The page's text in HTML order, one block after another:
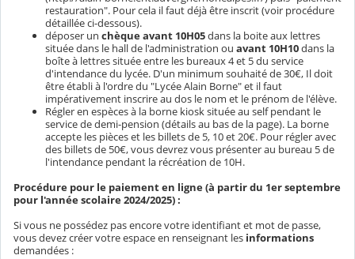
restauration". Pour cela il faut déjà être inscrit (voir procédure
détaillée ci-dessous).
déposer un chèque avant 10H05dans la boite aux lettres
située dans le hall de l'administration ou avant 10H10dans la
boîte à lettres située entre les bureaux 4 et 5 du service
d'intendance du lycée. D'un minimum souhaité de 30€, Il doit
être établi à l'ordre du "Lycée Alain Borne" et il faut
impérativement inscrire au dos le nom et le prénom de l'élève.
Régler en espèces à la borne kiosk située au self pendant le
service de demi-pension (détails au bas de la page). La borne
accepte les pièces et les billets de 5, 10 et 20€. Pour régler avec
des billets de 50€, vous devrez vous présenter au bureau 5 de
l'intendance pendant la récréation de 10H.
Procédure pour le paiement en ligne (à partir du 1er septembre
pour l'année scolaire 2024/2025) :
Si vous ne possédez pas encore votre identifiant et mot de passe,
vous devez créer votre espace en renseignant les informations
demandées :